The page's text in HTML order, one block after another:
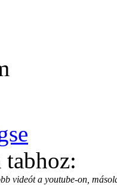
videót a youtube-on,